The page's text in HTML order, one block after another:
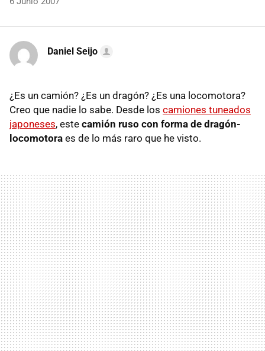
Daniel Seijo
¿Es un camión? ¿Es un dragón? ¿Es una locomotora?
Creo que nadie lo sabe. Desde los camiones tuneados
japoneses, este camión ruso con forma de dragón-
locomotora es de lo más raro que he visto.